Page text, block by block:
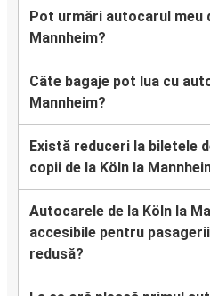
Pot urmări autocarul meu
Mannheim?
Câte bagaje pot lua cu
Mannheim?
Există reduceri la biletele
copii de la Köln la
Autocarele de la Köln la
accesibile pentru
redusă?